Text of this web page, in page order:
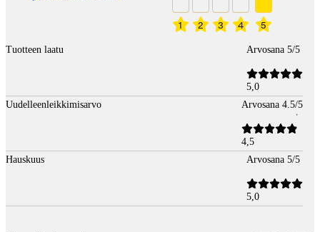
1 2 3 4 5
Tuotteen laatu Arvosana 5/5
5,0
Uudelleenleikkimisarvo
Arvosana 4.5/5
4,5
Hauskuus
Arvosana 5/5
5,0